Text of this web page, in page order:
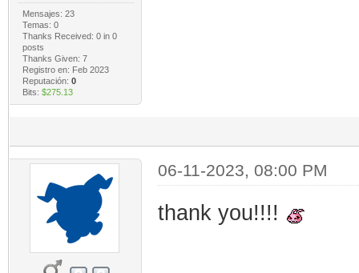
Mensajes: 23
Temas: 0
Thanks Received: 0in 0
posts
Thanks Given: 7
Registro en: Feb 2023
Reputación: 0
Bits: $275.13
06-11-2023, 08:00 PM
thank you!!!!